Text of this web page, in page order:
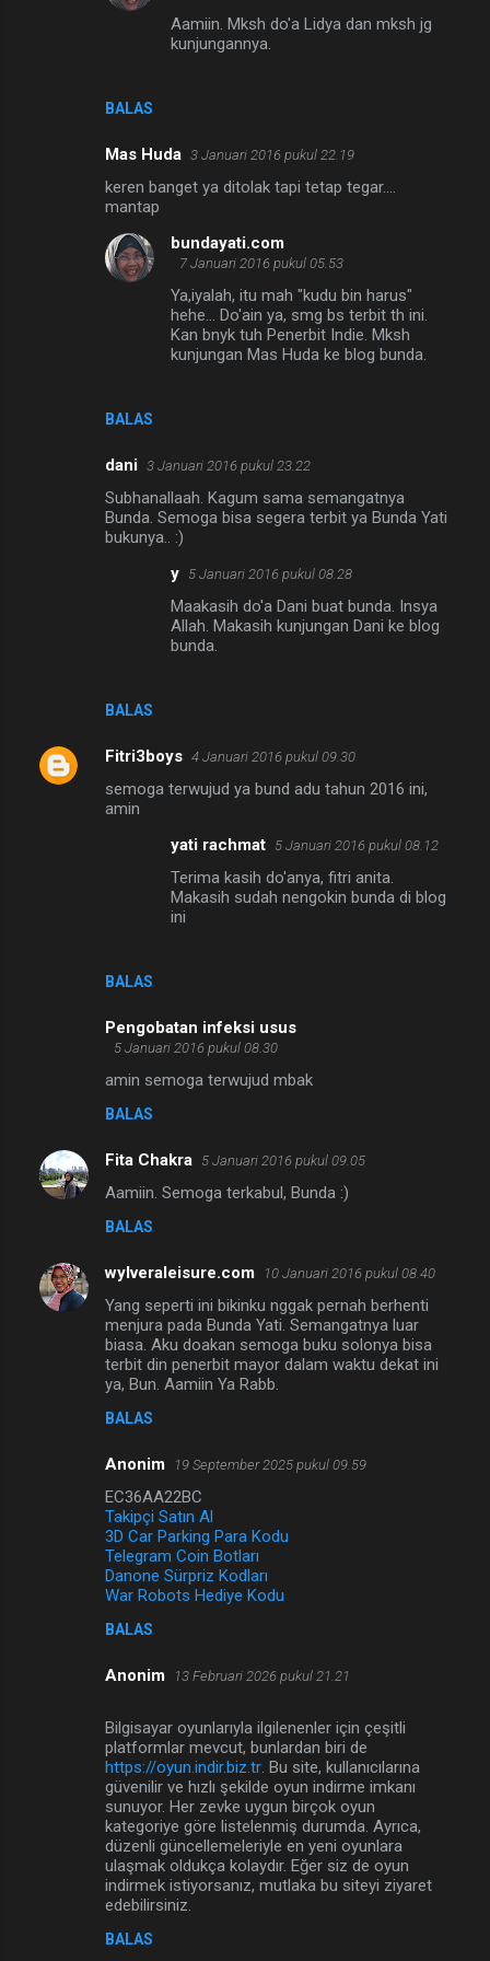
BALAS
Aamiin. Mksh do'a Lidya dan mksh jg
kunjungannya.
Mas Huda 3 Januari 2016 pukul 22.19
keren banget ya ditolak tapi tetap tegar....
mantap
BALAS
bundayati.com
7 Januari 2016 pukul 05.53
Ya,iyalah, itu mah "kudu bin harus"
hehe... Do'ain ya, smg bs terbit th ini.
Kan bnyk tuh Penerbit Indie. Mksh
kunjungan Mas Huda ke blog bunda.
dani 3 Januari 2016 pukul 23.22
Subhanallaah. Kagum sama semangatnya
Bunda. Semoga bisa segera terbit ya Bunda Yati
bukunya.. :)
BALAS
y 5 Januari 2016 pukul 08.28
Maakasih do'a Dani buat bunda. Insya
Allah. Makasih kunjungan Dani ke blog
bunda.
Fitri3boys 4 Januari 2016 pukul 09.30
semoga terwujud ya bund adu tahun 2016 ini,
amin
BALAS
yati rachmat 5 Januari 2016 pukul 08.12
Terima kasih do'anya, fitri anita.
Makasih sudah nengokin bunda di blog
ini
Pengobatan infeksi usus
5 Januari 2016 pukul 08.30
amin semoga terwujud mbak
BALAS
Fita Chakra 5 Januari 2016 pukul 09.05
Aamiin. Semoga terkabul, Bunda :)
BALAS
wylveraleisure.com 10 Januari 2016 pukul 08.40
Yang seperti ini bikinku nggak pernah berhenti
menjura pada Bunda Yati. Semangatnya luar
biasa. Aku doakan semoga buku solonya bisa
terbit din penerbit mayor dalam waktu dekat ini
ya, Bun. Aamiin Ya Rabb.
BALAS
Anonim 19 September 2025 pukul 09.59
EC36AA22BC
Takipçi Satın Al
3D Car Parking Para Kodu
Telegram Coin Botları
Danone Sürpriz Kodları
War Robots Hediye Kodu
BALAS
Anonim 13 Februari 2026 pukul 21.21
Bilgisayar oyunlarıyla ilgilenenler için çeşitli
platformlar mevcut, bunlardan biri de
https://oyun.indir.biz.tr . Bu site, kullanıcılarına
güvenilir ve hızlı şekilde oyun indirme imkanı
sunuyor. Her zevke uygun birçok oyun
kategoriye göre listelenmiş durumda. Ayrıca,
düzenli güncellemeleriyle en yeni oyunlara
ulaşmak oldukça kolaydır. Eğer siz de oyun
indirmek istiyorsanız, mutlaka bu siteyi ziyaret
edebilirsiniz.
BALAS